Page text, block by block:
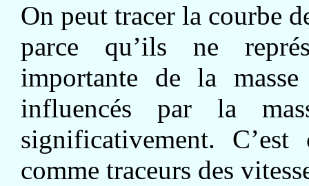
On peut tracer la courbe
parce qu’ils ne
importante de la
influencés par la
significativement.
comme traceurs des